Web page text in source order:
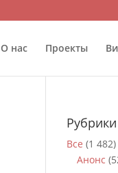
О нас Проекты
Рубрики
Все (1 482)
Анонс